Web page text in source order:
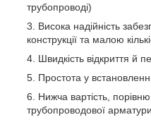
трубопроводі)
Висока надійність
конструкції та малою
Швидкість відкриття й
Простота у
Нижча вартість,
трубопроводової арматури